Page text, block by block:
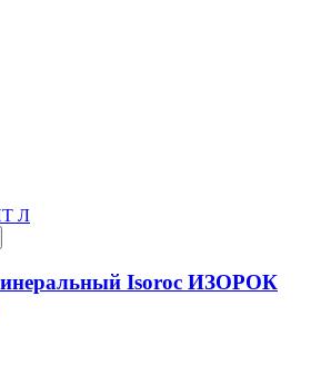
Isoroc ИЗОРОК